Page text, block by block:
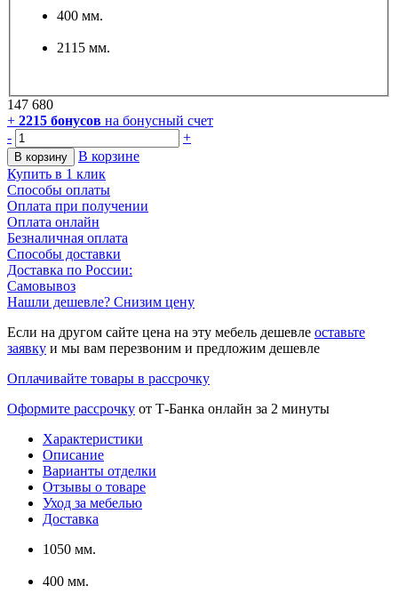
400 мм.
2115 мм.
147 680
+ 2215 бонусов на бонусный счет
-
+
В корзину
В корзине
Купить в 1 клик
Способы оплаты
Оплата при получении
Оплата онлайн
Безналичная оплата
Способы доставки
Доставка по России:
Самовывоз
Нашли дешевле? Снизим цену
Если на другом сайте цена на эту мебель дешевле оставьте
заявку и мы вам перезвоним и предложим дешевле
Оплачивайте товары в рассрочку
Оформите рассрочку от Т-Банка онлайн за 2 минуты
Характеристики
Описание
Варианты отделки
Отзывы о товаре
Уход за мебелью
Доставка
1050 мм.
400 мм.